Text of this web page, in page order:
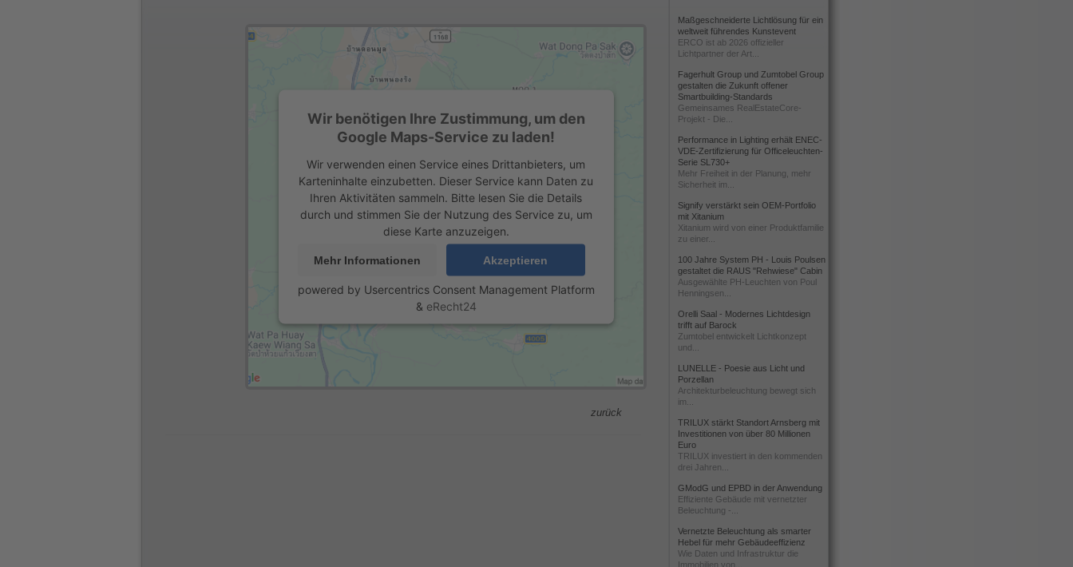
Wir benötigen Ihre Zustimmung, um den
Google Maps-Service zu laden!
Wir verwenden einen Service eines Drittanbieters, um
Karteninhalte einzubetten. Dieser Service kann Daten zu
Ihren Aktivitäten sammeln. Bitte lesen Sie die Details
durch und stimmen Sie der Nutzung des Service zu, um
diese Karte anzuzeigen.
Mehr Informationen Akzeptieren
powered by Usercentrics Consent Management Platform
& eRecht24
zurück
Maßgeschneiderte Lichtlösung für ein
weltweit führendes Kunstevent
ERCO ist ab 2026 offizieller
Lichtpartner der Art...
Fagerhult Group und Zumtobel Group
gestalten die Zukunft offener
Smartbuilding-Standards
Gemeinsames RealEstateCore-
Projekt - Die...
Performance in Lighting erhält ENEC-
VDE-Zertifizierung für Officeleuchten-
Serie SL730+
Mehr Freiheit in der Planung, mehr
Sicherheit im...
Signify verstärkt sein OEM-Portfolio
mit Xitanium
Xitanium wird von einer Produktfamilie
zu einer...
100 Jahre System PH - Louis Poulsen
gestaltet die RAUS "Rehwiese" Cabin
Ausgewählte PH-Leuchten von Poul
Henningsen...
Orelli Saal - Modernes Lichtdesign
trifft auf Barock
Zumtobel entwickelt Lichtkonzept
und...
LUNELLE - Poesie aus Licht und
Porzellan
Architekturbeleuchtung bewegt sich
im...
TRILUX stärkt Standort Arnsberg mit
Investitionen von über 80 Millionen
Euro
TRILUX investiert in den kommenden
drei Jahren...
GModG und EPBD in der Anwendung
Effiziente Gebäude mit vernetzter
Beleuchtung -...
Vernetzte Beleuchtung als smarter
Hebel für mehr Gebäudeeffizienz
Wie Daten und Infrastruktur die
Immobilien von...